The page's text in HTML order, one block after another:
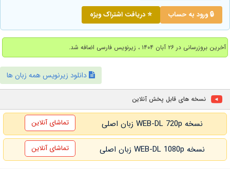
🔒 ورود به حساب ⭐ دریافت اشتراک ویژه
آخرین بروزرسانی در ۲۶ آبان ۱۴۰۴ ، زیرنویس فارسی اضافه شد.
دانلود زیرنویس همه زبان ها
نسخه های قابل پخش آنلاین
نسخه WEB-DL 720p زبان اصلی تماشای آنلاین
نسخه WEB-DL 1080p زبان اصلی تماشای آنلاین